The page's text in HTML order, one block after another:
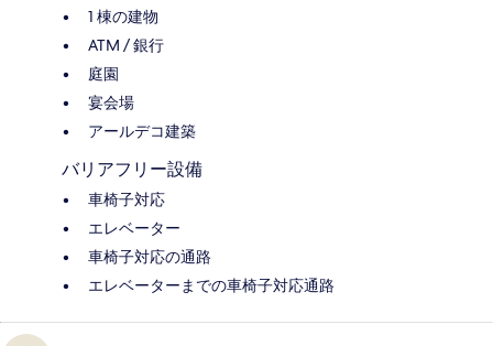
1 棟の建物
ATM / 銀行
庭園
宴会場
アールデコ建築
バリアフリー設備
車椅子対応
エレベーター
車椅子対応の通路
エレベーターまでの車椅子対応通路